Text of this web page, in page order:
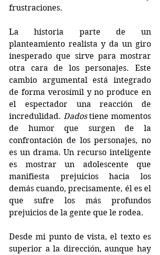
frustraciones.
La historia parte de un
planteamiento realista y da un giro
inesperado que sirve para mostrar
otra cara de los personajes. Este
cambio argumental está integrado
de forma verosímil y no produce en
el espectador una reacción de
incredulidad. Dados tiene momentos
de humor que surgen de la
confrontación de los personajes, no
es un drama. Un recurso inteligente
es mostrar un adolescente que
manifiesta prejuicios hacia los
demás cuando, precisamente, él es el
que sufre los más profundos
prejuicios de la gente que le rodea.
Desde mi punto de vista, el texto es
superior a la dirección, aunque hay